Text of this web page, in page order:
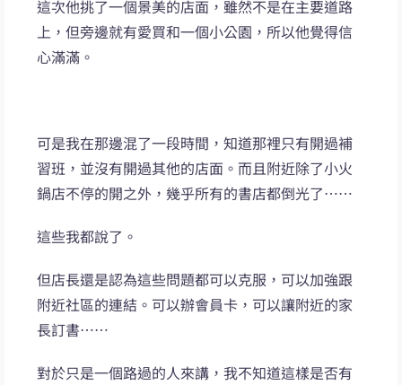
這次他挑了一個景美的店面，雖然不是在主要道路
上，但旁邊就有愛買和一個小公園，所以他覺得信
心滿滿。
可是我在那邊混了一段時間，知道那裡只有開過補
習班，並沒有開過其他的店面。而且附近除了小火
鍋店不停的開之外，幾乎所有的書店都倒光了……
這些我都說了。
但店長還是認為這些問題都可以克服，可以加強跟
附近社區的連結。可以辦會員卡，可以讓附近的家
長訂書……
對於只是一個路過的人來講，我不知道這樣是否有